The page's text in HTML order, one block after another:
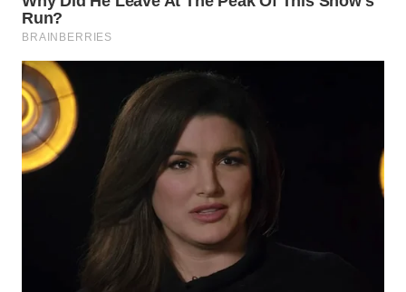
WAHANANEWS
ID
WAHANANEWS
CO ID
WAHANANEWS